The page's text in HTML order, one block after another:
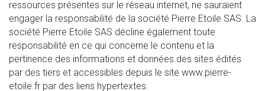
ressources présentes sur le réseau internet, ne sauraient
engager la responsabilité de la société Pierre Etoile SAS. La
société Pierre Etoile SAS décline également toute
responsabilité en ce qui concerne le contenu et la
pertinence des informations et données des sites édités
par des tiers et accessibles depuis le site www.pierre-
etoile.fr par des liens hypertextes.